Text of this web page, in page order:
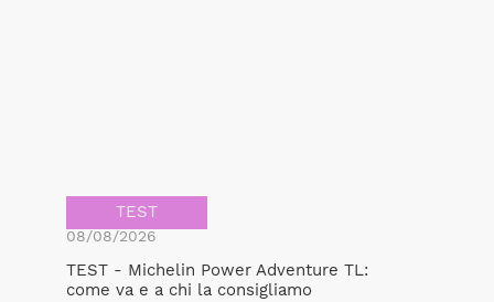
TEST
08/08/2026
TEST - Michelin Power Adventure TL:
come va e a chi la consigliamo